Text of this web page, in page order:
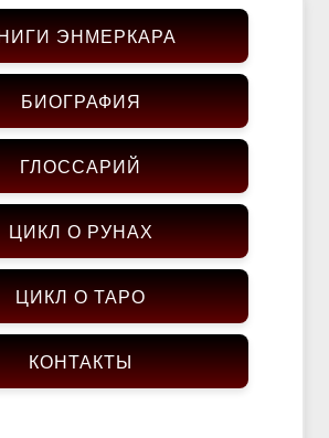
ЭНМЕРКАРА
БИОГРАФИЯ
ГЛОССАРИЙ
ЦИКЛ О РУНАХ
ЦИКЛ О ТАРО
КОНТАКТЫ